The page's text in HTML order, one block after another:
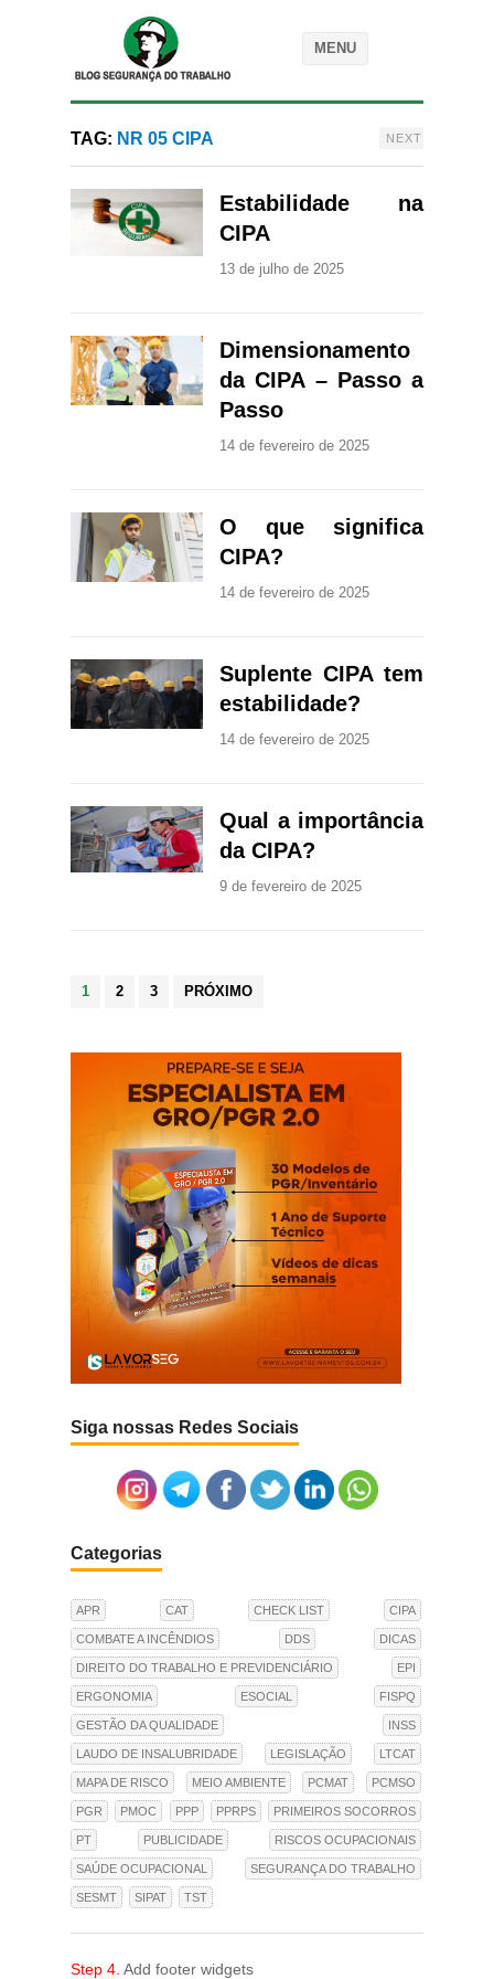
MENU
TAG: NR 05 CIPA NEXT
Estabilidade na
CIPA
13 de julho de 2025
Dimensionamento
da CIPA – Passo a
Passo
14 de fevereiro de 2025
O que significa
CIPA?
14 de fevereiro de 2025
Suplente CIPA tem
estabilidade?
14 de fevereiro de 2025
Qual a importância
da CIPA?
9 de fevereiro de 2025
Paginação
1 2 3 PRÓXIMO
Siga nossas Redes Sociais
Categorias
APR CAT CHECK LIST CIPA
COMBATE A INCÊNDIOS DDS DICAS
DIREITO DO TRABALHO E PREVIDENCIÁRIO EPI
ERGONOMIA ESOCIAL FISPQ
GESTÃO DA QUALIDADE INSS
LAUDO DE INSALUBRIDADE LEGISLAÇÃO LTCAT
MAPA DE RISCO MEIO AMBIENTE PCMAT PCMSO
PGR PMOC PPP PPRPS PRIMEIROS SOCORROS
PT PUBLICIDADE RISCOS OCUPACIONAIS
SAÚDE OCUPACIONAL SEGURANÇA DO TRABALHO
SESMT SIPAT TST
Step 4. Add footer widgets